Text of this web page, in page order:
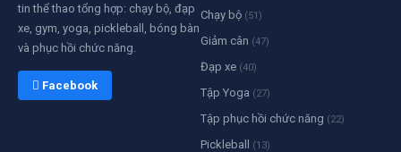
tin thể thao tổng hợp: chạy bộ, đạp
xe, gym, yoga, pickleball, bóng bàn
và phục hồi chức năng.
 Facebook
Chạy bộ (51)
Giảm cân (47)
Đạp xe (40)
Tập Yoga (27)
Tập phục hồi chức năng (22)
Pickleball (13)